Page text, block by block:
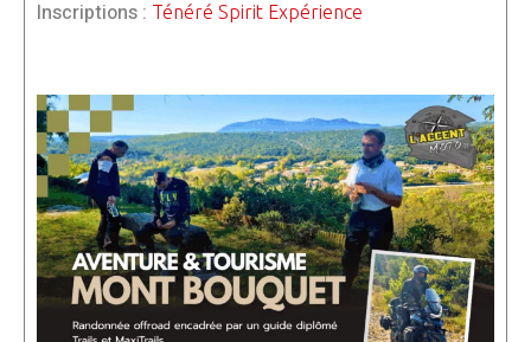
Inscriptions : Ténéré Spirit Expérience